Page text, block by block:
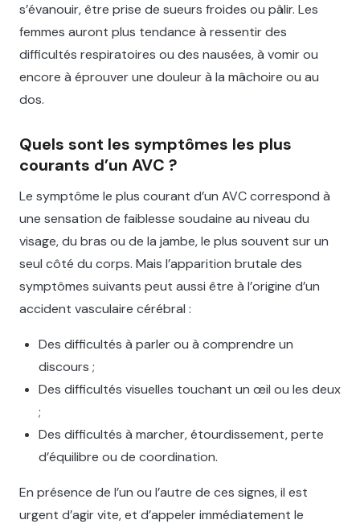
s’évanouir, être prise de sueurs froides ou pâlir. Les
femmes auront plus tendance à ressentir des
difficultés respiratoires ou des nausées, à vomir ou
encore à éprouver une douleur à la mâchoire ou au
dos.
Quels sont les symptômes les plus
courants d’un AVC ?
Le symptôme le plus courant d’un AVC correspond à
une sensation de faiblesse soudaine au niveau du
visage, du bras ou de la jambe, le plus souvent sur un
seul côté du corps. Mais l’apparition brutale des
symptômes suivants peut aussi être à l’origine d’un
accident vasculaire cérébral :
Des difficultés à parler ou à comprendre un
discours ;
Des difficultés visuelles touchant un œil ou les deux
;
Des difficultés à marcher, étourdissement, perte
d’équilibre ou de coordination.
En présence de l’un ou l’autre de ces signes, il est
urgent d’agir vite, et d’appeler immédiatement le